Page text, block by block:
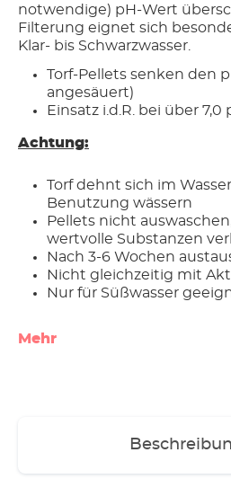
notwendige) pH-Wert
Filterung eignet sich
Klar- bis Schwarzwasser.
Torf-Pellets senken den
angesäuert)
Einsatz i.d.R. bei über
Achtung:
Torf dehnt sich im
Benutzung wässern
Pellets nicht
wertvolle Substanzen
Nach 3-6 Wochen
Nicht gleichzeitig mit
Nur für Süßwasser
Mehr